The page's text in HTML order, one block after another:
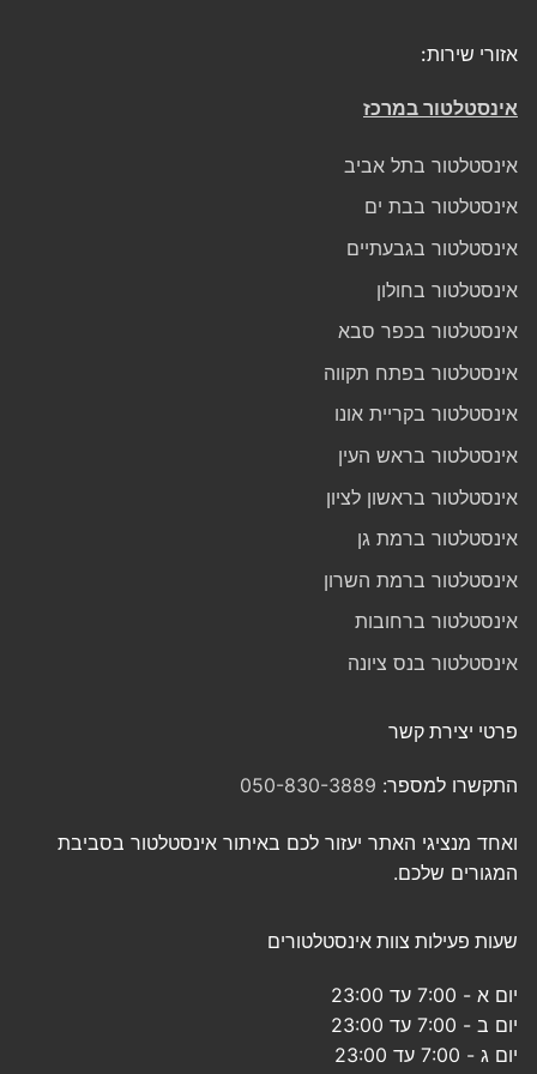
אזורי שירות:
אינסטלטור במרכז
אינסטלטור בתל אביב
אינסטלטור בבת ים
אינסטלטור בגבעתיים
אינסטלטור בחולון
אינסטלטור בכפר סבא
אינסטלטור בפתח תקווה
אינסטלטור בקריית אונו
אינסטלטור בראש העין
אינסטלטור בראשון לציון
אינסטלטור ברמת גן
אינסטלטור ברמת השרון
אינסטלטור ברחובות
אינסטלטור בנס ציונה
פרטי יצירת קשר
התקשרו למספר: 050-830-3889
ואחד מנציגי האתר יעזור לכם באיתור אינסטלטור בסביבת
המגורים שלכם.
שעות פעילות צוות אינסטלטורים
יום א - 7:00 עד 23:00
יום ב - 7:00 עד 23:00
יום ג - 7:00 עד 23:00